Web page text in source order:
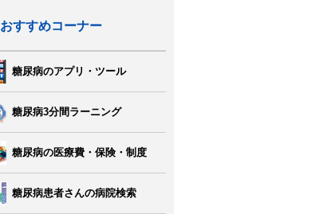
おすすめコーナー
糖尿病のアプリ・ツール
糖尿病3分間ラーニング
糖尿病の医療費・保険・制度
糖尿病患者さんの病院検索